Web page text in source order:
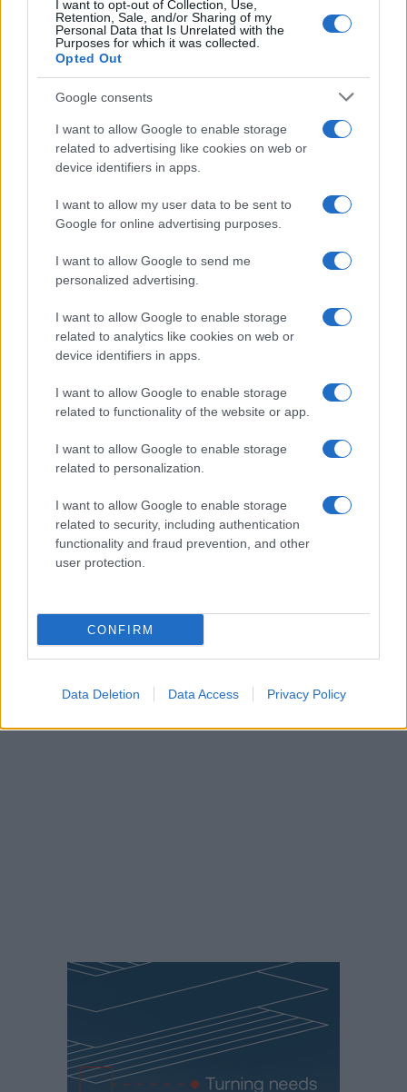
I want to opt-out of Collection, Use,
Retention, Sale, and/or Sharing of my
Personal Data that Is Unrelated with the
Purposes for which it was collected.
Opted Out
Google consents
I want to allow Google to enable storage
related to advertising like cookies on web or
device identifiers in apps.
I want to allow my user data to be sent to
Google for online advertising purposes.
I want to allow Google to send me
personalized advertising.
I want to allow Google to enable storage
related to analytics like cookies on web or
device identifiers in apps.
I want to allow Google to enable storage
related to functionality of the website or app.
I want to allow Google to enable storage
related to personalization.
I want to allow Google to enable storage
related to security, including authentication
functionality and fraud prevention, and other
user protection.
CONFIRM
Data Deletion Data Access Privacy Policy
Χ. Γκοβεδάρος: «Αποτελεί ΜΟΝΟΔΡΟΜΟ άμεσα
η στατική ενίσχυση της παλιάς πτέρυγας του
Μαμάτσειου»
ΠΕΡΙΣΣΌΤΕΡΑDETAILS